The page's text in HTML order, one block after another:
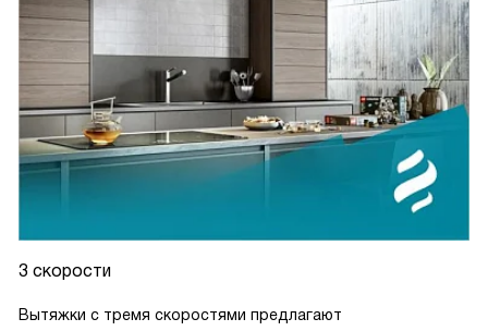
3 скорости
Вытяжки с тремя скоростями предлагают